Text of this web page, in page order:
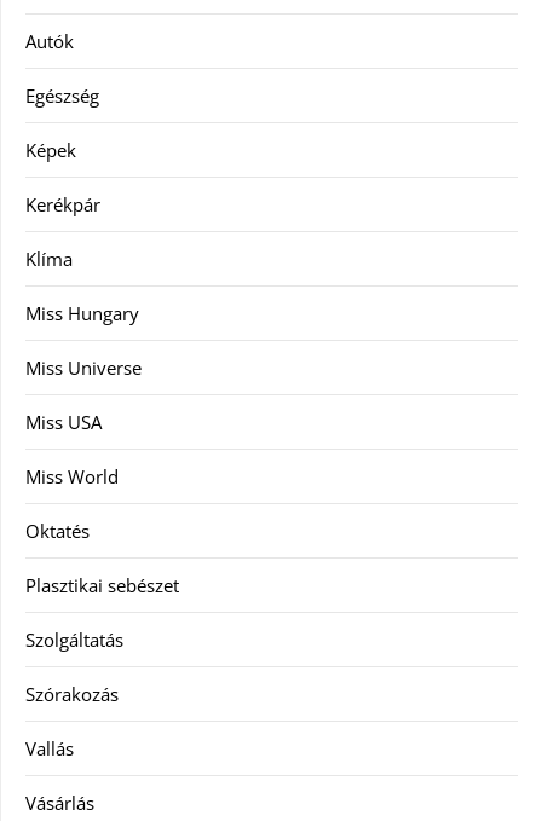
Autók
Egészség
Képek
Kerékpár
Klíma
Miss Hungary
Miss Universe
Miss USA
Miss World
Oktatés
Plasztikai sebészet
Szolgáltatás
Szórakozás
Vallás
Vásárlás